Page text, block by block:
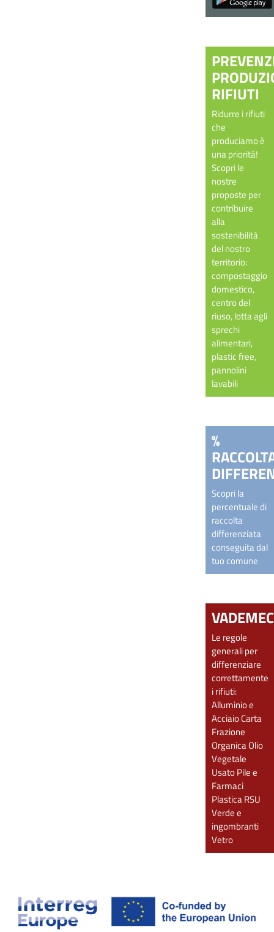
RIFIUTI
Ridurre i rifiuti
che
produciamo è
una priorità!
Scopri le
nostre
proposte per
contribuire
alla
sostenibilità
del nostro
territorio:
compostaggio
domestico,
centro del
riuso, lotta agli
sprechi
alimentari,
plastic free,
pannolini
lavabili
%
Scopri la
percentuale di
raccolta
differenziata
conseguita dal
tuo comune
Le regole
generali per
differenziare
correttamente
i rifiuti:
Alluminio e
AcciaioCarta
Frazione
OrganicaOlio
Vegetale
UsatoPile e
Farmaci
PlasticaRSU
Verde e
ingombranti
Vetro